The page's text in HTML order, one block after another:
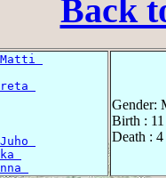
Back
Gender:
Birth :
Death :